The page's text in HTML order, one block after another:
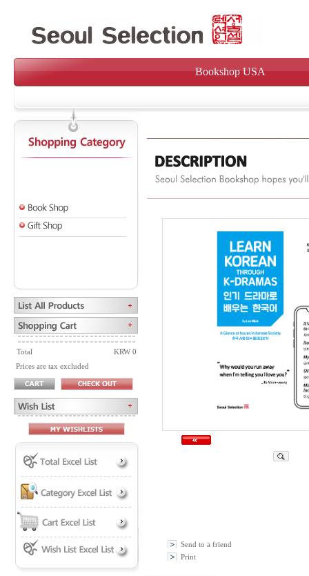
Bookshop USA
Total
KRW 0
Prices are tax excluded
Send to a friend
Print